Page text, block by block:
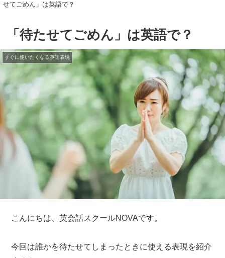
せてごめん」は英語で？
「待たせてごめん」は英語で？
すぐに使いたくなる英語表現
こんにちは、英会話スクールNOVAです。
今回は誰かを待たせてしまったときに使える表現を紹介